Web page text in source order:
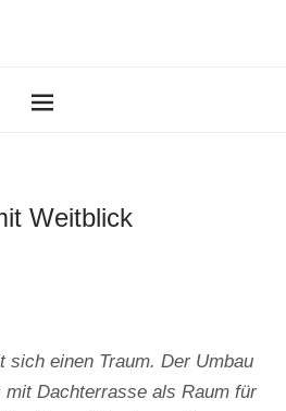
Weitblick
sich einen Traum. Der Umbau
Dachterrasse als Raum für